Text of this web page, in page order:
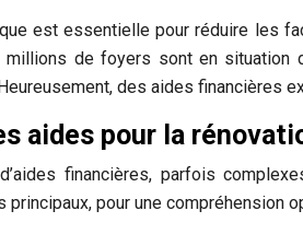
est essentielle pour réduire les
millions de foyers sont en situation
des aides financières
aides pour la
financières, parfois
principaux, pour une compréhension